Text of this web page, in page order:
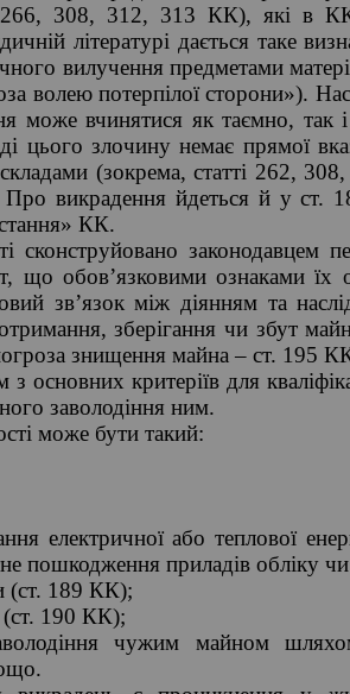
266, 308, 312, 313 КК), які в
літературі дається таке
вилучення предметами
волею потерпілої сторони»).
може вчинятися як таємно, так
злочину немає прямої
(зокрема, статті 262,
викрадення йдеться й у ст.
КК.
сконструйовано законодавцем
що обов’язковими ознаками їх
зв’язок між діянням та
зберігання чи збут
знищення майна – ст. 195
основних критеріїв для
заволодіння ним.
може бути такий:
електричної або теплової
пошкодження приладів обліку
(ст. 189 КК);
190 КК);
чужим майном